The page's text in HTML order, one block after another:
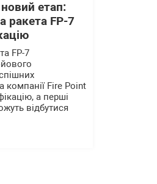
етап:
ракета FP-7
FP-7
компанії Fire Point
а перші
відбутися